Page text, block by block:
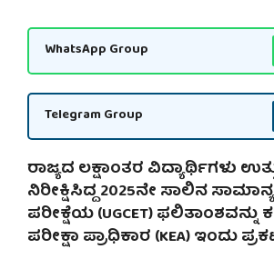
WhatsApp Group
Telegram Group
ರಾಜ್ಯದ ಲಕ್ಷಾಂತರ ವಿದ್ಯಾರ್ಥಿಗಳು
ನಿರೀಕ್ಷಿಸಿದ್ದ 2025ನೇ ಸಾಲಿನ
ಪರೀಕ್ಷೆಯ (UGCET) ಫಲಿತಾಂಶವನ್ನು
ಪರೀಕ್ಷಾ ಪ್ರಾಧಿಕಾರ (KEA) ಇಂದು